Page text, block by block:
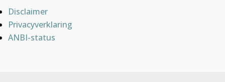
Disclaimer
Privacyverklaring
ANBI-status